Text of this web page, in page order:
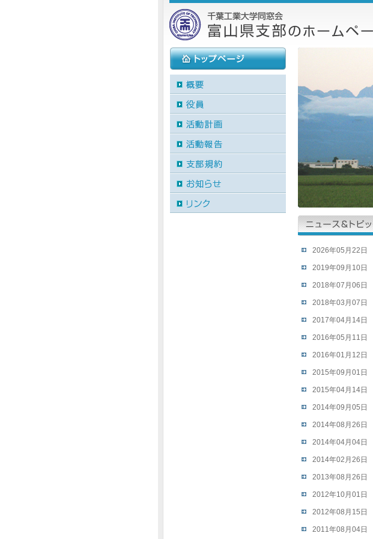
2026年05月22日
2019年09月10日
2018年07月06日
2018年03月07日
2017年04月14日
2016年05月11日
2016年01月12日
2015年09月01日
2015年04月14日
2014年09月05日
2014年08月26日
2014年04月04日
2014年02月26日
2013年08月26日
2012年10月01日
2012年08月15日
2011年08月04日